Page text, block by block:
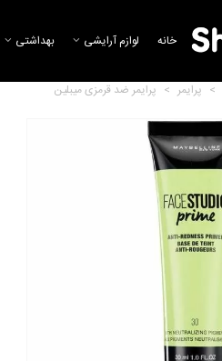
خانه لوازم آرایشی بهداشتی
> پرایمر > پرایمر ضد قرمزی میبلین